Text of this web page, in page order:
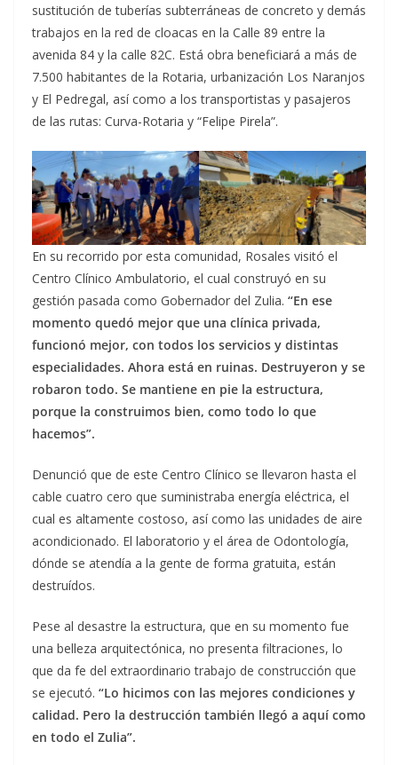
sustitución de tuberías subterráneas de concreto y demás
trabajos en la red de cloacas en la Calle 89 entre la
avenida 84 y la calle 82C. Está obra beneficiará a más de
7.500 habitantes de la Rotaria, urbanización Los Naranjos
y El Pedregal, así como a los transportistas y pasajeros
de las rutas: Curva-Rotaria y “Felipe Pirela”.
En su recorrido por esta comunidad, Rosales visitó el
Centro Clínico Ambulatorio, el cual construyó en su
gestión pasada como Gobernador del Zulia. “En ese
momento quedó mejor que una clínica privada,
funcionó mejor, con todos los servicios y distintas
especialidades. Ahora está en ruinas. Destruyeron y se
robaron todo. Se mantiene en pie la estructura,
porque la construimos bien, como todo lo que
hacemos”.
Denunció que de este Centro Clínico se llevaron hasta el
cable cuatro cero que suministraba energía eléctrica, el
cual es altamente costoso, así como las unidades de aire
acondicionado. El laboratorio y el área de Odontología,
dónde se atendía a la gente de forma gratuita, están
destruídos.
Pese al desastre la estructura, que en su momento fue
una belleza arquitectónica, no presenta filtraciones, lo
que da fe del extraordinario trabajo de construcción que
se ejecutó. “Lo hicimos con las mejores condiciones y
calidad. Pero la destrucción también llegó a aquí como
en todo el Zulia”.